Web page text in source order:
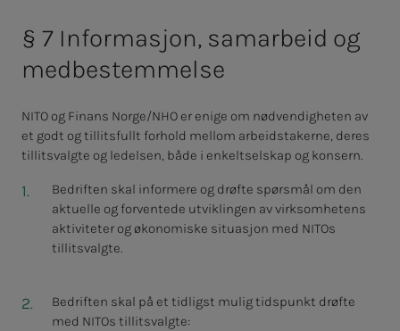
§ 7 In­for­ma­sjon, sam­ar­beid og
med­be­stem­mel­se
NITO og Finans Norge/NHO er enige om nødvendigheten av
et godt og tillitsfullt forhold mellom arbeidstakerne, deres
tillitsvalgte og ledelsen, både i enkeltselskap og konsern.
Bedriften skal informere og drøfte spørsmål om den
aktuelle og forventede utviklingen av virksomhetens
aktiviteter og økonomiske situasjon med NITOs
tillitsvalgte.
Bedriften skal på et tidligst mulig tidspunkt drøfte
med NITOs tillitsvalgte: